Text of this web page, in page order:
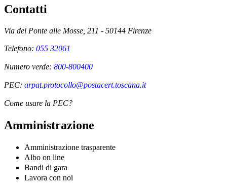
Contatti
Via del Ponte alle Mosse, 211 - 50144 Firenze
Telefono: 055 32061
Numero verde: 800-800400
PEC: arpat.protocollo@postacert.toscana.it
Come usare la PEC?
Amministrazione
Amministrazione trasparente
Albo on line
Bandi di gara
Lavora con noi